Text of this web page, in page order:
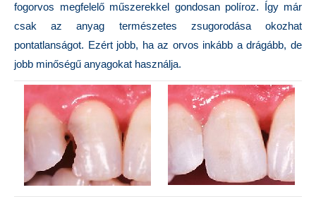
fogorvos megfelelő műszerekkel gondosan políroz. Így már
csak az anyag természetes zsugorodása okozhat
pontatlanságot. Ezért jobb, ha az orvos inkább a drágább, de
jobb minőségű anyagokat használja.